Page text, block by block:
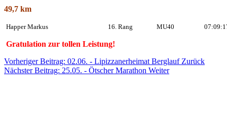
49,7 km
Happer Markus 16. Rang MU40
Gratulation zur tollen Leistung!
Vorheriger Beitrag: 02.06. - Lipizzanerheimat Berglauf Zurück
Nächster Beitrag: 25.05. - Ötscher Marathon Weiter